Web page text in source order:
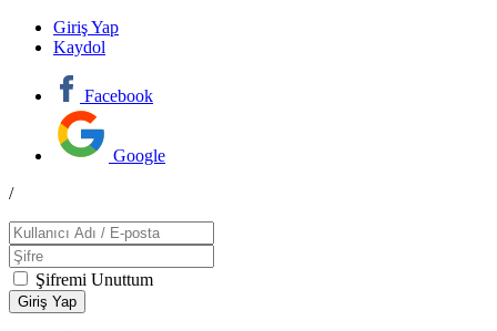
Giriş Yap
Kaydol
Facebook
Google
/
Şifremi Unuttum